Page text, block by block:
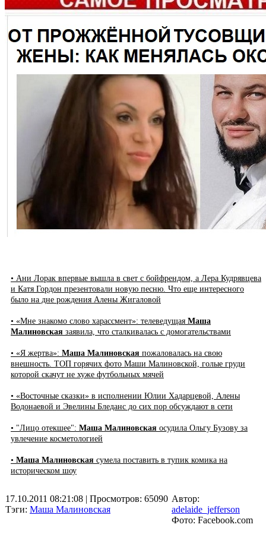
• Ани Лорак впервые вышла в свет с бойфрендом, а Лера Кудрявцева
и Катя Гордон презентовали новую песню. Что еще интересного
было на дне рождения Алены Жигаловой
• «Мне знакомо слово харассмент»: телеведущая Маша
Малиновская заявила, что сталкивалась с домогательствами
• «Я жертва»: Маша Малиновская пожаловалась на свою
внешность. ТОП горячих фото Маши Малиновской, голые груди
которой скачут не хуже футбольных мячей
• «Восточные сказки» в исполнении Юлии Хадарцевой, Алены
Водонаевой и Эвелины Бледанс до сих пор обсуждают в сети
• "Лицо отекшее": Маша Малиновская осудила Ольгу Бузову за
увлечение косметологией
• Маша Малиновская сумела поставить в тупик комика на
историческом шоу
17.10.2011 08:21:08 | Просмотров: 65090
Тэги: Маша Малиновская
Автор:
adelaide_jefferson
Фото: Facebook.com